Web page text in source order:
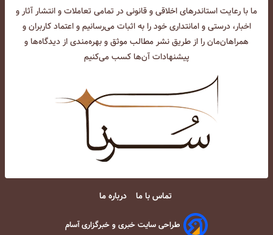
ما با رعایت استاندرهای اخلاقی و قانونی در تمامی تعاملات و انتشار آثار و
اخبار، درستی و امانتداری خود را به اثبات می‌رسانیم و اعتماد کاربران و
همراهان‌مان را از طریق نشر مطالب موثق و بهره‌مندی از دیدگاه‌ها و
پیشنهادات آن‌ها کسب می‌کنیم
تماس با ما درباره ما
طراحی سایت خبری و خبرگزاری آسام